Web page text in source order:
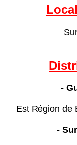
-
Est Région de
-